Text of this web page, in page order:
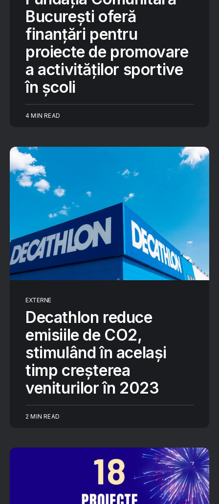
București oferă
finanțări pentru
proiecte de promovare
a activităților sportive
în școli
4 MIN READ
EXTERNE
Decathlon reduce
emisiile de CO2,
stimulând în același
timp creșterea
veniturilor în 2023
2 MIN READ